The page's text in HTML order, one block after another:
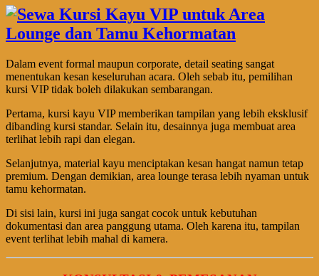
Dalam event formal maupun corporate, detail seating sangat
menentukan kesan keseluruhan acara. Oleh sebab itu, pemilihan
kursi VIP tidak boleh dilakukan sembarangan.
Pertama, kursi kayu VIP memberikan tampilan yang lebih eksklusif
dibanding kursi standar. Selain itu, desainnya juga membuat area
terlihat lebih rapi dan elegan.
Selanjutnya, material kayu menciptakan kesan hangat namun tetap
premium. Dengan demikian, area lounge terasa lebih nyaman untuk
tamu kehormatan.
Di sisi lain, kursi ini juga sangat cocok untuk kebutuhan
dokumentasi dan area panggung utama. Oleh karena itu, tampilan
event terlihat lebih mahal di kamera.